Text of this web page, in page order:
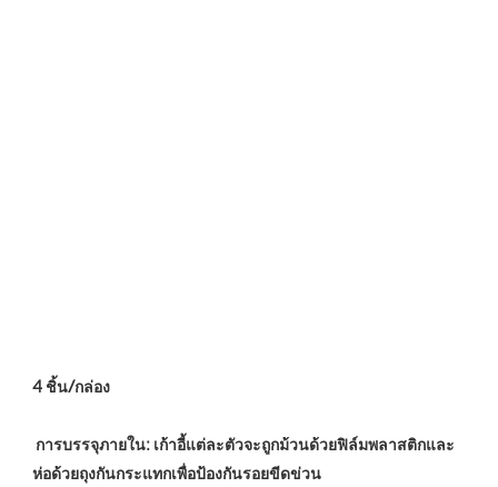
4 ชิ้น/กล่อง
ห่อด้วยถุงกันกระแทกเพื่อป้องกันรอยขีดข่วน